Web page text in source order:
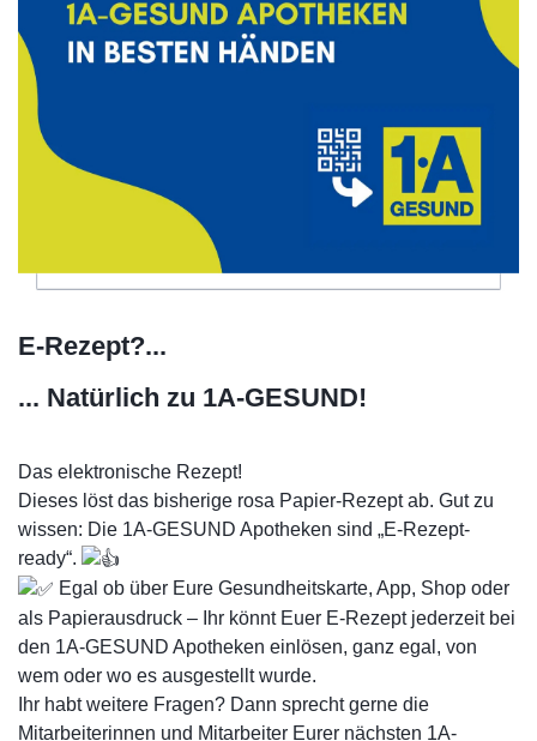
E-Rezept?...
... Natürlich zu 1A-GESUND!
Das elektronische Rezept!
Dieses löst das bisherige rosa Papier-Rezept ab. Gut zu
wissen: Die 1A-GESUND Apotheken sind „E-Rezept-
ready“.
Egal ob über Eure Gesundheitskarte, App, Shop oder
als Papierausdruck – Ihr könnt Euer E-Rezept jederzeit bei
den 1A-GESUND Apotheken einlösen, ganz egal, von
wem oder wo es ausgestellt wurde.
Ihr habt weitere Fragen? Dann sprecht gerne die
Mitarbeiterinnen und Mitarbeiter Eurer nächsten 1A-